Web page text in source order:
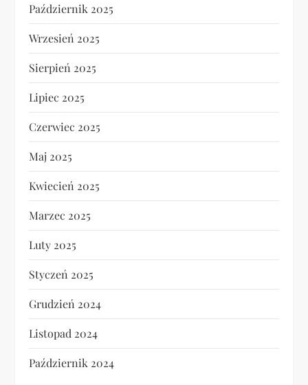
Październik 2025
Wrzesień 2025
Sierpień 2025
Lipiec 2025
Czerwiec 2025
Maj 2025
Kwiecień 2025
Marzec 2025
Luty 2025
Styczeń 2025
Grudzień 2024
Listopad 2024
Październik 2024